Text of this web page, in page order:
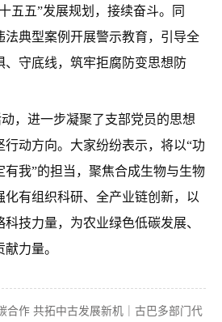
五五”发展规划，接续奋斗。同
法典型案例开展警示教育，引导全
、守底线，筑牢拒腐防变思想防
，进一步凝聚了支部党员的思想
动方向。大家纷纷表示，将以“功
有我”的担当，聚焦合成生物与生物
化有组织科研、全产业链创新，以
技力量，为农业绿色低碳发展、
力量。
合作 共拓中古发展新机｜古巴多部门代